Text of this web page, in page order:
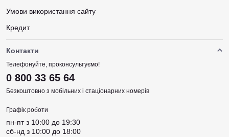
Умови використання сайту
Кредит
Контакти
Телефонуйте, проконсультуємо!
0 800 33 65 64
Безкоштовно з мобільних і стаціонарних номерів
Графік роботи
пн-пт з 10:00 до 19:30
сб-нд з 10:00 до 18:00